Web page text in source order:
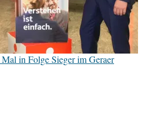
in Folge Sieger im Geraer